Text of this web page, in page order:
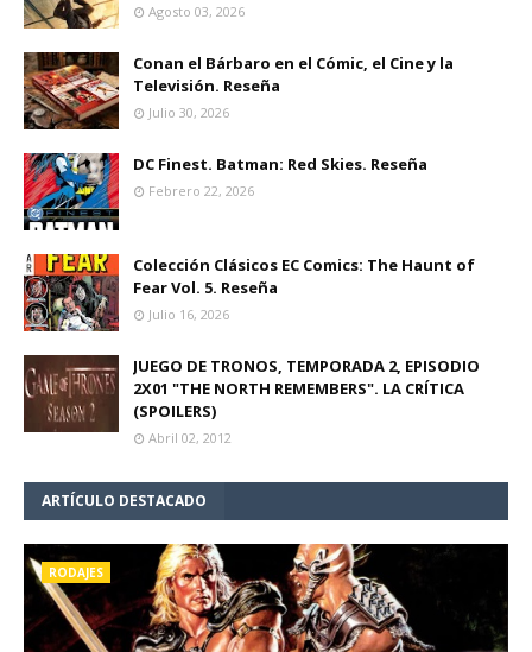
Agosto 03, 2026
Conan el Bárbaro en el Cómic, el Cine y la
Televisión. Reseña
Julio 30, 2026
DC Finest. Batman: Red Skies. Reseña
Febrero 22, 2026
Colección Clásicos EC Comics: The Haunt of
Fear Vol. 5. Reseña
Julio 16, 2026
JUEGO DE TRONOS, TEMPORADA 2, EPISODIO
2X01 "THE NORTH REMEMBERS". LA CRÍTICA
(SPOILERS)
Abril 02, 2012
ARTÍCULO DESTACADO
RODAJES